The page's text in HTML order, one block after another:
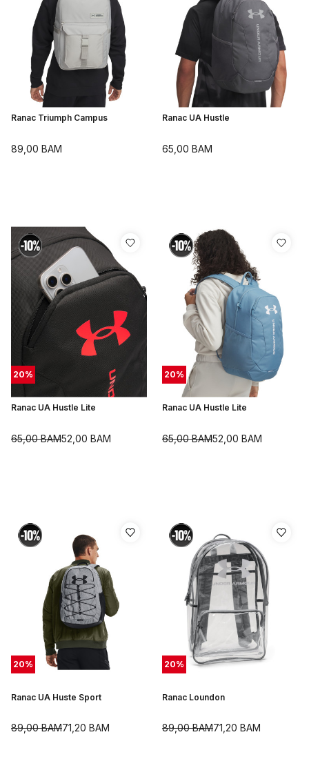
Ranac Triumph Campus
89,00 BAM
Ranac UA Hustle
65,00 BAM
20%
Ranac UA Hustle Lite
52,00 BAM
65,00BAM
20%
Ranac UA Hustle Lite
52,00 BAM
65,00BAM
20%
Ranac UA Huste Sport
71,20 BAM
89,00BAM
20%
Ranac Loundon
71,20 BAM
89,00BAM